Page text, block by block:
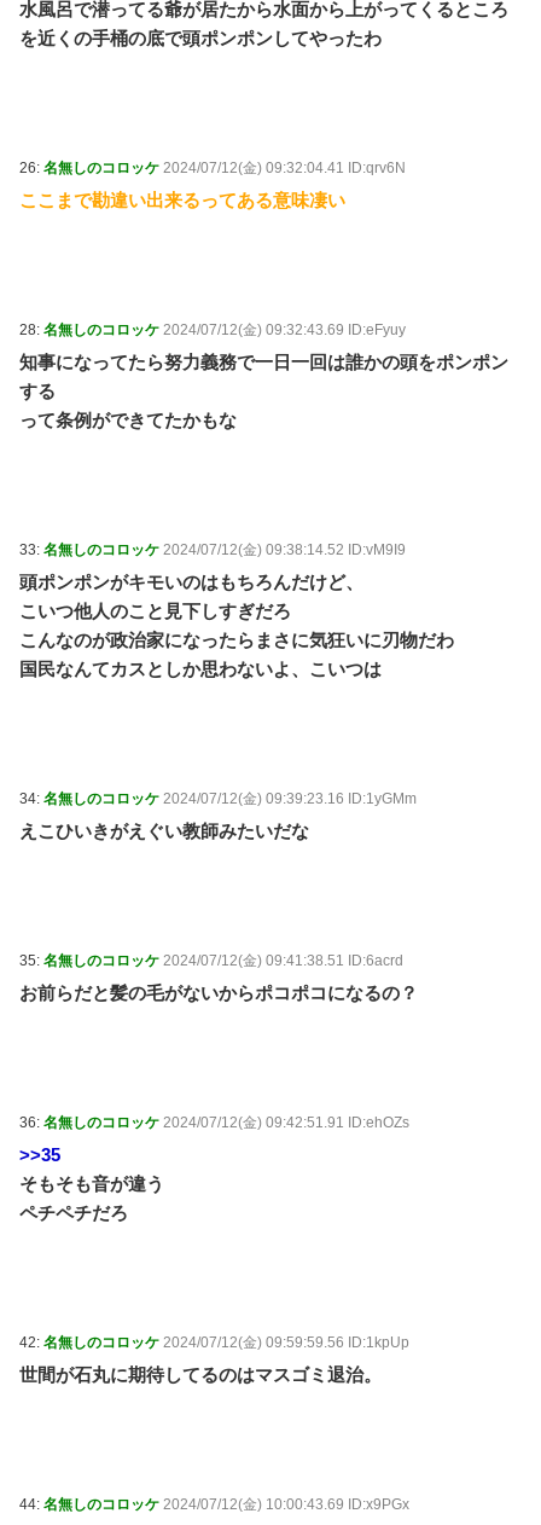
水風呂で潜ってる爺が居たから水面から上がってくるところ
を近くの手桶の底で頭ポンポンしてやったわ
26: 名無しのコロッケ 2024/07/12(金) 09:32:04.41 ID:qrv6N
ここまで勘違い出来るってある意味凄い
28: 名無しのコロッケ 2024/07/12(金) 09:32:43.69 ID:eFyuy
知事になってたら努力義務で一日一回は誰かの頭をポンポン
する
って条例ができてたかもな
33: 名無しのコロッケ 2024/07/12(金) 09:38:14.52 ID:vM9I9
頭ポンポンがキモいのはもちろんだけど、
こいつ他人のこと見下しすぎだろ
こんなのが政治家になったらまさに気狂いに刃物だわ
国民なんてカスとしか思わないよ、こいつは
34: 名無しのコロッケ 2024/07/12(金) 09:39:23.16 ID:1yGMm
えこひいきがえぐい教師みたいだな
35: 名無しのコロッケ 2024/07/12(金) 09:41:38.51 ID:6acrd
お前らだと髪の毛がないからポコポコになるの？
36: 名無しのコロッケ 2024/07/12(金) 09:42:51.91 ID:ehOZs
>>35
そもそも音が違う
ペチペチだろ
42: 名無しのコロッケ 2024/07/12(金) 09:59:59.56 ID:1kpUp
世間が石丸に期待してるのはマスゴミ退治。
44: 名無しのコロッケ 2024/07/12(金) 10:00:43.69 ID:x9PGx